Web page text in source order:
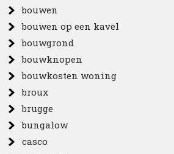
bouwen
bouwen op een kavel
bouwgrond
bouwknopen
bouwkosten woning
broux
brugge
bungalow
casco